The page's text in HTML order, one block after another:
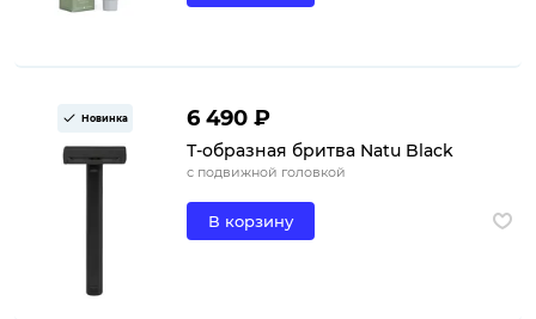
Новинка 6 490 ₽
Т-образная бритва Natu Black
с подвижной головкой
В корзину